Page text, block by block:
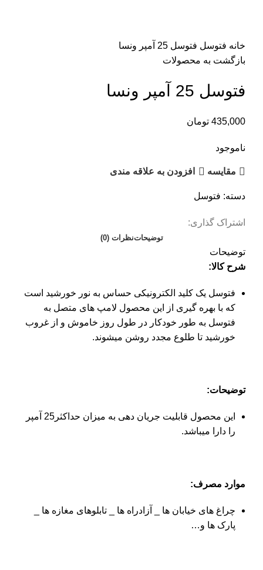
خانه فتوسل فتوسل 25 آمپر ونسا
بازگشت به محصولات
فتوسل 25 آمپر ونسا
435,000 تومان
ناموجود
مقایسه افزودن به علاقه مندی
دسته: فتوسل
اشتراک گذاری:
توضیحاتنظرات (0)
توضیحات
شرح کالا:
فتوسل یک کلید الکترونیکی حساس به نور خورشید است
که با بهره گیری از این محصول لامپ های متصل به
فتوسل به طور خودکار در طول روز خاموش و از غروب
خورشید تا طلوع مجدد روشن میشوند.
توضیحات:
این محصول قابلیت جریان دهی به میزان حداکثر25 آمپر
را دارا میباشد.
موارد مصرف:
چراغ های خیابان ها _ آزادراه ها _ تابلوهای مغازه ها _
پارک ها و…